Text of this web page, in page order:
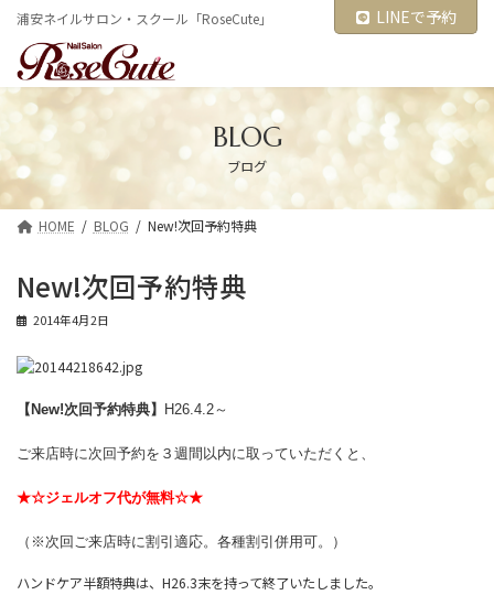
ツ
キ
ッ
シ
に
移
浦安ネイルサロン・スクール「RoseCute」 LINEで予約
BLOG
ブログ
HOME BLOG New!次回予約特典
New!次回予約特典
2014年4月2日
【New!次回予約特典】 H26.4.2～
ご来店時に次回予約を３週間以内に取っていただくと、
★☆ジェルオフ代が無料☆★
（※次回ご来店時に割引適応。各種割引併用可。）
ハンドケア半額特典は、H26.3末を持って終了いたしました。